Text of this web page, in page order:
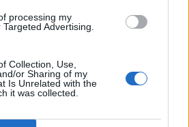
processing my
Advertising.
Collection, Use,
or Sharing of my
Is Unrelated with the
it was collected.
μνημείων